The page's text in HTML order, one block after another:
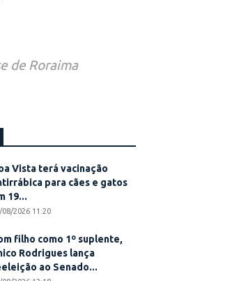
de Roraima
Vista terá vacinação
para cães e gatos
19...
08/2026 11:20
filho como 1º suplente,
Rodrigues lança
ao Senado...